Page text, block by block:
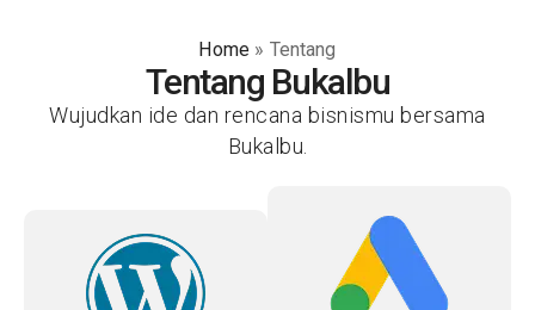
Home » Tentang
Tentang Bukalbu
Wujudkan ide dan rencana bisnismu bersama
Bukalbu.